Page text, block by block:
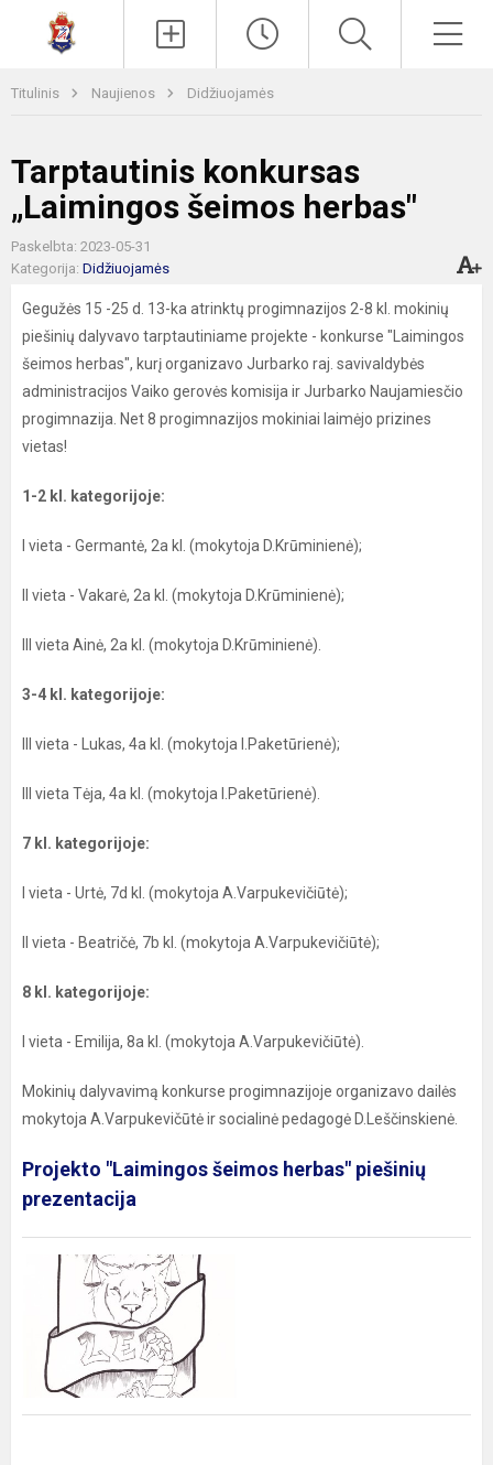
Titulinis Naujienos Didžiuojamės
Tarptautinis konkursas
„Laimingos šeimos herbas"
Paskelbta: 2023-05-31
Kategorija: Didžiuojamės
Gegužės 15 -25 d. 13-ka atrinktų progimnazijos 2-8 kl. mokinių
piešinių dalyvavo tarptautiniame projekte - konkurse "Laimingos
šeimos herbas", kurį organizavo Jurbarko raj. savivaldybės
administracijos Vaiko gerovės komisija ir Jurbarko Naujamiesčio
progimnazija. Net 8 progimnazijos mokiniai laimėjo prizines
vietas!
1-2 kl. kategorijoje:
I vieta - Germantė, 2a kl. (mokytoja D.Krūminienė);
II vieta - Vakarė, 2a kl. (mokytoja D.Krūminienė);
III vieta Ainė, 2a kl. (mokytoja D.Krūminienė).
3-4 kl. kategorijoje:
III vieta - Lukas, 4a kl. (mokytoja I.Paketūrienė);
III vieta Tėja, 4a kl. (mokytoja I.Paketūrienė).
7 kl. kategorijoje:
I vieta - Urtė, 7d kl. (mokytoja A.Varpukevičiūtė);
II vieta - Beatričė, 7b kl. (mokytoja A.Varpukevičiūtė);
8 kl. kategorijoje:
I vieta - Emilija, 8a kl. (mokytoja A.Varpukevičiūtė).
Mokinių dalyvavimą konkurse progimnazijoje organizavo dailės
mokytoja A.Varpukevičūtė ir socialinė pedagogė D.Leščinskienė.
Projekto "Laimingos šeimos herbas" piešinių
prezentacija